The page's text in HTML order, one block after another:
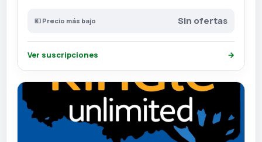
💶 Precio más bajo Sin ofertas
Ver suscripciones →